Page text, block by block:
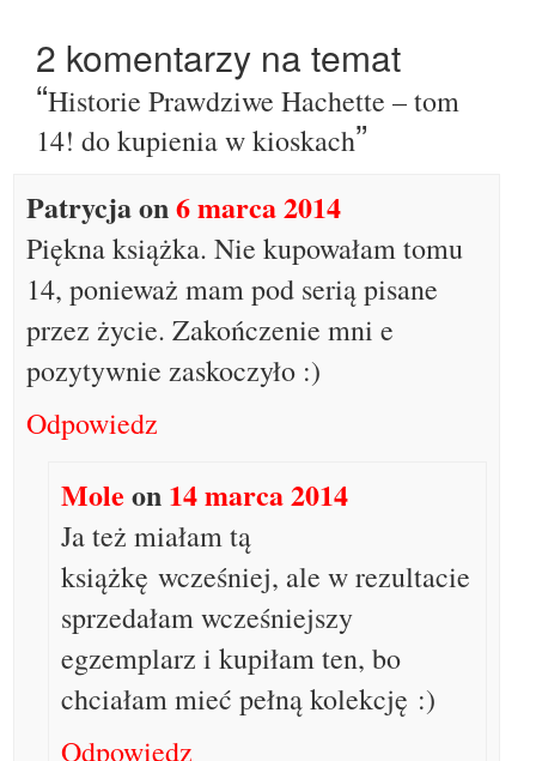
2 komentarzy na temat
“Historie Prawdziwe Hachette – tom
14! do kupienia w kioskach”
Patrycjaon6 marca 2014
Piękna książka. Nie kupowałam tomu
14, ponieważ mam pod serią pisane
przez życie. Zakończenie mni e
pozytywnie zaskoczyło :)
Odpowiedz
Mole on 14 marca 2014
Ja też miałam tą
książkę wcześniej, ale w rezultacie
sprzedałam wcześniejszy
egzemplarz i kupiłam ten, bo
chciałam mieć pełną kolekcję :)
Odpowiedz